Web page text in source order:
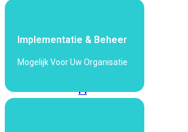
Fi
Fi
Implementatie & Beheer
Mogelijk Voor Uw Organisatie